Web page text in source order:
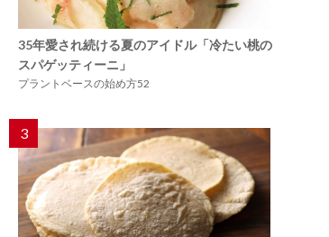
35年愛され続ける夏のアイドル「冷たい桃の
スパゲッティーニ」
プラントベースの始め方52
3